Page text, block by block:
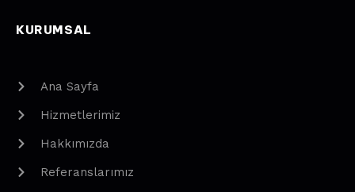
KURUMSAL
Ana Sayfa
Hizmetlerimiz
Hakkımızda
Referanslarımız